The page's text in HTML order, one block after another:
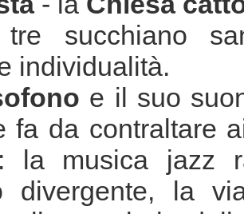
succhiano
individualità.
e il suo
fa da contraltare
la musica jazz
divergente, la